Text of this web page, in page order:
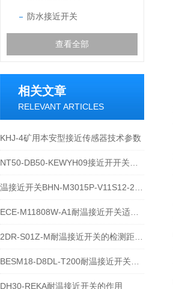
防水接近开关
查看全部
相关文章
RELEVANT ARTICLES
KHJ-4矿用本安型接近传感器技术参数
DH30-REKA耐温接近开关的作用